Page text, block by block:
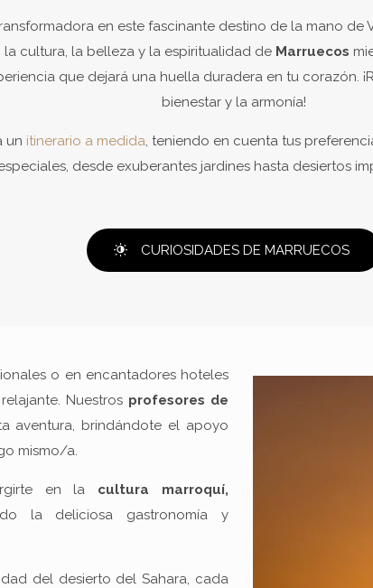
en este fascinante destino de la mano de
cultura, la belleza y la espiritualidad de Marruecos
que dejará una huella duradera en tu corazón.
bienestar y la armonía!
un itinerario a medida, teniendo en cuenta tus
desde exuberantes jardines hasta desiertos
CURIOSIDADES DE MARRUECOS
o en encantadores hoteles
Nuestros profesores de
aventura, brindándote el apoyo
mismo/a.
en la cultura marroquí,
la deliciosa gastronomía y
del desierto del Sahara, cada